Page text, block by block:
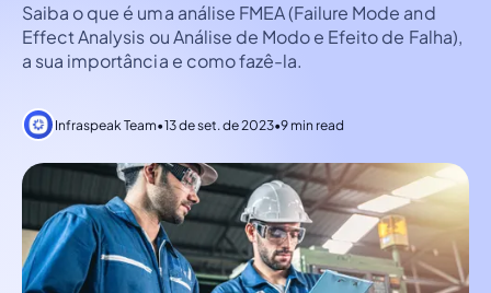
Saiba o que é uma análise FMEA (Failure Mode and
Effect Analysis ou Análise de Modo e Efeito de Falha),
a sua importância e como fazê-la.
Infraspeak Team•13 de set. de 2023•9 min read